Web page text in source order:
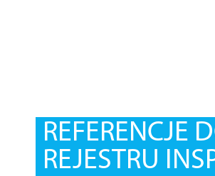
REFERENCJE
REJESTRU